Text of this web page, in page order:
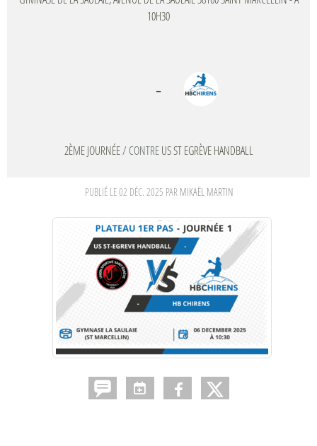
10H30
-
2ÈME JOURNÉE/ CONTREUS ST EGRÈVE HANDBALL
PUBLIÉ LE02 DÉC. 2025 PAR MIKAËL MARTIN